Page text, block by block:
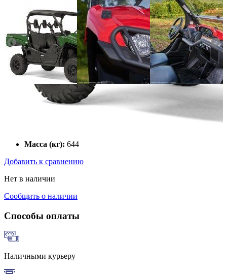
Класс:
Мощность двигателя (л.с.):48
Жидкостной (водяной)
Масса (кг): 644
Добавить к сравнению
Нет в наличии
Сообщить о наличии
Способы оплаты
Наличными курьеру